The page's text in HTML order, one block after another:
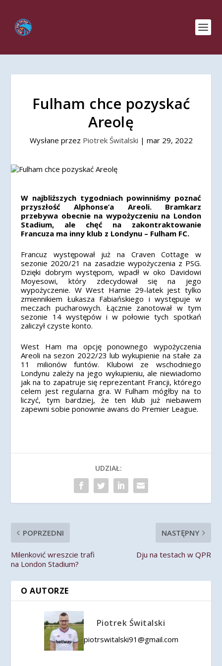
Fulham chce pozyskać
Areolę
Wysłane przez Piotrek Świtalski | mar 29, 2022
W najbliższych tygodniach powinniśmy poznać
przyszłość Alphonse’a Areoli. Bramkarz
przebywa obecnie na wypożyczeniu na London
Stadium, ale chęć na zakontraktowanie
Francuza ma inny klub z Londynu – Fulham FC.
Francuz występował już na Craven Cottage w
sezonie 2020/21 na zasadzie wypożyczenia z PSG.
Dzięki dobrym występom, wpadł w oko Davidowi
Moyesowi, który zdecydował się na jego
wypożyczenie. W West Hamie 29-latek jest tylko
zmiennikiem Łukasza Fabiańskiego i występuje w
meczach pucharowych. Łącznie zanotował w tym
sezonie 14 występów i w połowie tych spotkań
zaliczył czyste konto.
West Ham ma opcję ponownego wypożyczenia
Areoli na sezon 2022/23 lub wykupienie na stałe za
11 milionów funtów. Klubowi ze wschodniego
Londynu zależy na jego wykupieniu, ale niewiadomo
jak na to zapatruje się reprezentant Francji, którego
celem jest regularna gra. W Fulham mógłby na to
liczyć, tym bardziej, że ten klub już niebawem
zapewni sobie ponownie awans do Premier League.
UDZIAŁ:
POPRZEDNI
Milenković wreszcie trafi
na London Stadium?
NASTĘPNY
Dju na testach w QPR
O AUTORZE
Piotrek Świtalski
piotrswitalski91@gmail.com